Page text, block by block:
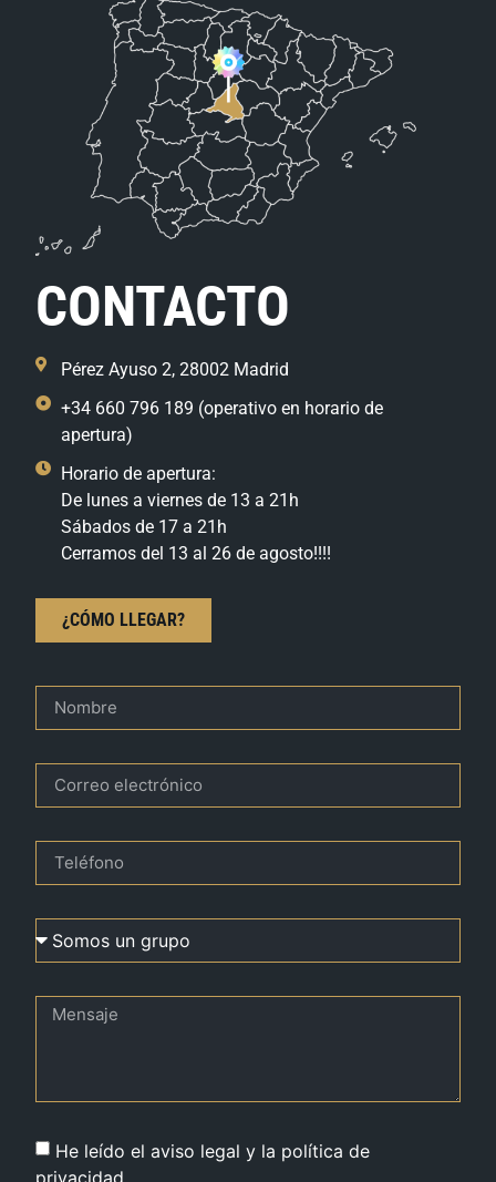
CONTACTO
Pérez Ayuso 2, 28002 Madrid
+34 660 796 189 (operativo en horario de
apertura)
Horario de apertura:
De lunes a viernes de 13 a 21h
Sábados de 17 a 21h
Cerramos del 13 al 26 de agosto!!!!
¿CÓMO LLEGAR?
He leído el aviso legal y la política de
privacidad